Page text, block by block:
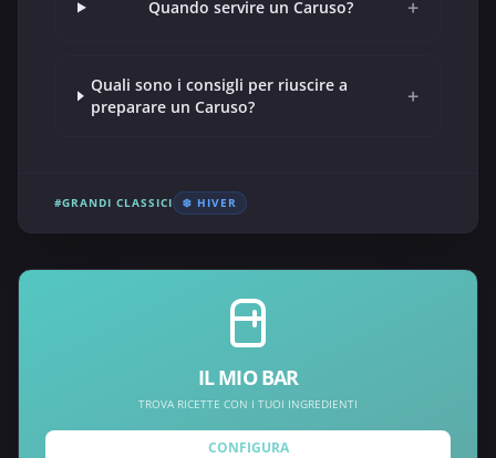
Quando servire un Caruso? +
Quali sono i consigli per riuscire a
preparare un Caruso?
+
#GRANDI CLASSICI ❄️ HIVER
IL MIO BAR
TROVA RICETTE CON I TUOI INGREDIENTI
CONFIGURA